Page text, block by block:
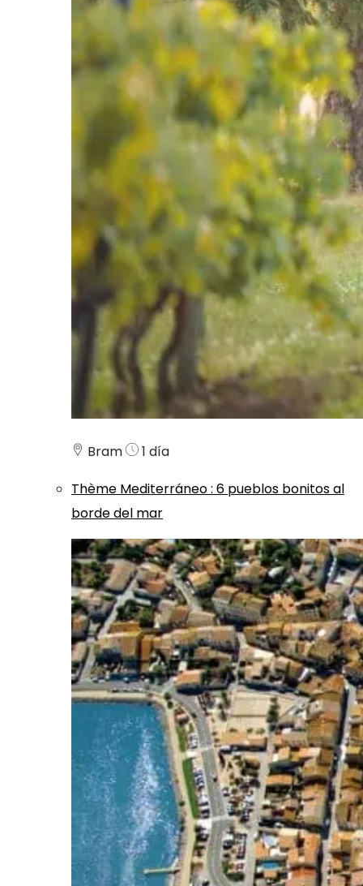
Bram
1 día
Thème Mediterráneo: 6 pueblos bonitos al
borde del mar